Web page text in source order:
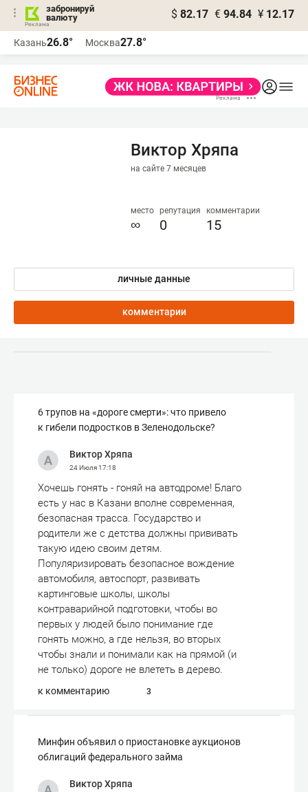
забронируй
валюту
$ 82.17 € 94.84 ¥ 12.17
Казань26.8° Москва27.8°
Виктор Хряпа
на сайте 7 месяцев
место
∞
репутация
0
комментарии
15
личные данные
комментарии
6 трупов на «дороге смерти»: что привело
к гибели подростков в Зеленодольске?
Виктор Хряпа
24 Июля17:18
Хочешь гонять - гоняй на автодроме! Благо
есть у нас в Казани вполне современная,
безопасная трасса. Государство и
родители же с детства должны прививать
такую идею своим детям.
Популяризировать безопасное вождение
автомобиля, автоспорт, развивать
картинговые школы, школы
контраварийной подготовки, чтобы во
первых у людей было понимание где
гонять можно, а где нельзя, во вторых
чтобы знали и понимали как на прямой (и
не только) дороге не влететь в дерево.
к комментарию 3
Минфин объявил о приостановке аукционов
облигаций федерального займа
Виктор Хряпа